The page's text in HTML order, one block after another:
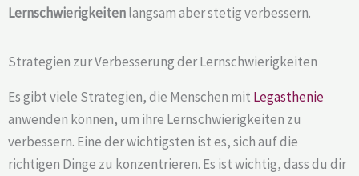
Lernschwierigkeitenlangsam aber stetig verbessern.
Strategien zur Verbesserung der Lernschwierigkeiten
Es gibt viele Strategien, die Menschen mit Legasthenie
anwenden können, um ihre Lernschwierigkeiten zu
verbessern. Eine der wichtigsten ist es, sich auf die
richtigen Dinge zu konzentrieren. Es ist wichtig, dass du dir